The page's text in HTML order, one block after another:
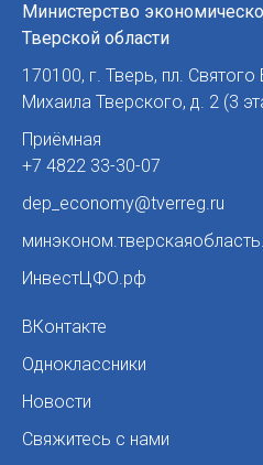
Министерство
Тверской области
170100, г. Тверь, пл. Святого
Михаила Тверского, д. 2 (3
Приёмная
+7 4822 33-30-07
dep_economy@tverreg.ru
ИнвестЦФО.рф
ВКонтакте
Одноклассники
Новости
Свяжитесь с нами